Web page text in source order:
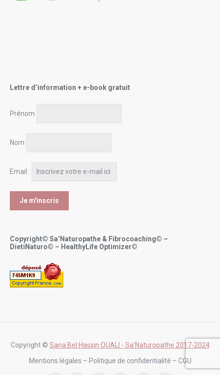
Lettre d’information + e-book gratuit
Prénom
Nom
Email :
Copyright© Sa’Naturopathe & Fibrocoaching© –
DietiNaturo© – HealthyLife Optimizer©
Copyright © Sana Bel Hassin OUALI - Sa'Naturopathe 2017-2024
Mentions légales – Politique de confidentialité – CGU